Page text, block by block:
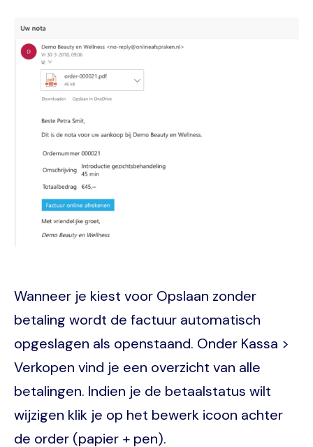
Image
Wanneer je kiest voor Opslaan zonder
betaling wordt de factuur automatisch
opgeslagen als openstaand. Onder Kassa >
Verkopen vind je een overzicht van alle
betalingen. Indien je de betaalstatus wilt
wijzigen klik je op het bewerk icoon achter
de order (papier + pen).